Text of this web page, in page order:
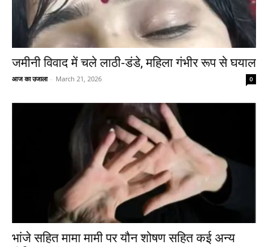
जमीनी विवाद में चले लाठी-डंडे, महिला गंभीर रूप से घयाल
आज का उजाला - March 21, 2026 0
भांजे सहित मामा मामी पर यौन शोषण सहित कई अन्य